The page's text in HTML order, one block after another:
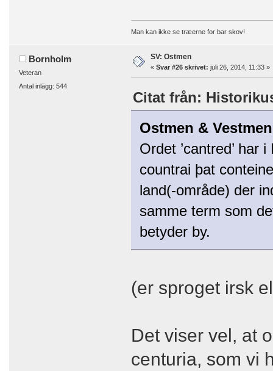
Man kan ikke se træerne for bar skov!
Bornholm
Veteran
Antal inlägg: 544
SV: Ostmen
« Svar #26 skrivet: juli 26, 2014, 11:33 »
Citat från:
Ostmen & Vestmen
Ordet ’cantred’ har
countrai þat
land(-område) der
samme term som det
betyder by.
(er sproget irsk
Det viser vel, at
centuria, som vi